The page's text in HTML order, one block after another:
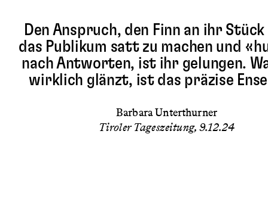
Den Anspruch, den Finn an ihr
das Publikum satt zu machen und
nach Antworten, ist ihr gelungen.
wirklich glänzt, ist das präzise
Barbara Unterthurner
Tiroler Tageszeitung, 9.12.24